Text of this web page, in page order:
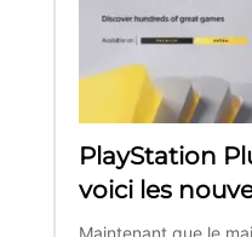
PlayStation
voici les
Maintenant que le